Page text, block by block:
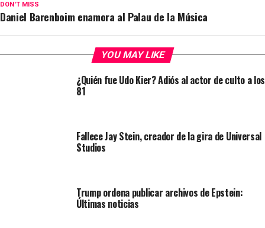
DON'T MISS
Daniel Barenboim enamora al Palau de la Música
YOU MAY LIKE
¿Quién fue Udo Kier? Adiós al actor de culto a los
81
Fallece Jay Stein, creador de la gira de Universal
Studios
Trump ordena publicar archivos de Epstein:
Últimas noticias